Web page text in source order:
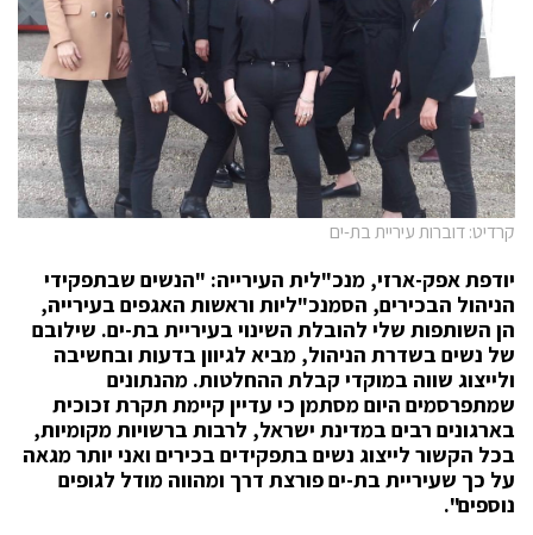
קרדיט: דוברות עיריית בת-ים
יודפת אפק-ארזי, מנכ"לית העירייה: "הנשים שבתפקידי
הניהול הבכירים, הסמנכ"ליות וראשות האגפים בעירייה,
הן השותפות שלי להובלת השינוי בעיריית בת-ים. שילובם
של נשים בשדרת הניהול, מביא לגיוון בדעות ובחשיבה
ולייצוג שווה במוקדי קבלת ההחלטות. מהנתונים
שמתפרסמים היום מסתמן כי עדיין קיימת תקרת זכוכית
בארגונים רבים במדינת ישראל, לרבות ברשויות מקומיות,
בכל הקשור לייצוג נשים בתפקידים בכירים ואני יותר מגאה
על כך שעיריית בת-ים פורצת דרך ומהווה מודל לגופים
נוספים".